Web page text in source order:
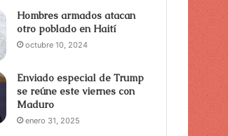
Hombres armados atacan
otro poblado en Haití
octubre 10, 2024
Enviado especial de Trump
se reúne este viernes con
Maduro
enero 31, 2025